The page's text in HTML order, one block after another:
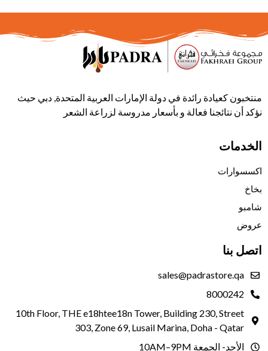
منتخبون كعيادة رائدة في دولة الإمارات العربية المتحدة, دبي حيث
نؤكد أن نتائجنا فعالة و بأسعار مدروسة لزراعة الشعر
الخدمات
اكسسوارات
بخاخ
شامبو
عروض
اتصل بنا
sales@padrastore.qa
8000242
10th Floor, THE e18htee18n Tower, Building 230, Street
303, Zone 69, Lusail Marina, Doha - Qatar
الأحد- الجمعة 10AM–9PM